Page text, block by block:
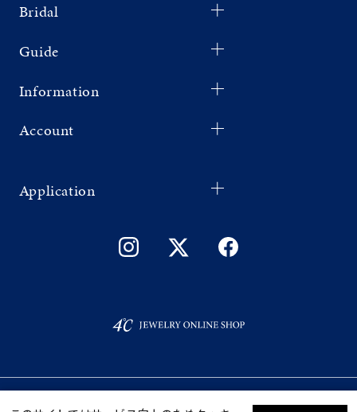
Bridal
Guide
Information
Account
Application